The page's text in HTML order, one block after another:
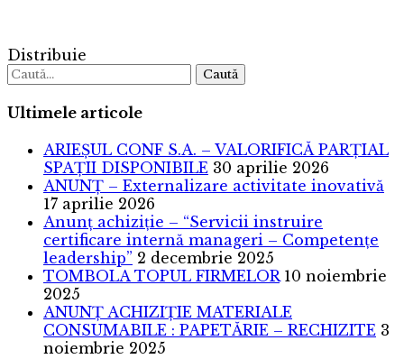
Distribuie
Caută
Ultimele articole
ARIEȘUL CONF S.A. – VALORIFICĂ PARȚIAL
SPAȚII DISPONIBILE 30 aprilie 2026
ANUNȚ – Externalizare activitate inovativă
17 aprilie 2026
Anunț achiziție – “Servicii instruire
certificare internă manageri – Competențe
leadership” 2 decembrie 2025
TOMBOLA TOPUL FIRMELOR 10 noiembrie
2025
ANUNȚ ACHIZIȚIE MATERIALE
CONSUMABILE : PAPETĂRIE – RECHIZITE 3
noiembrie 2025